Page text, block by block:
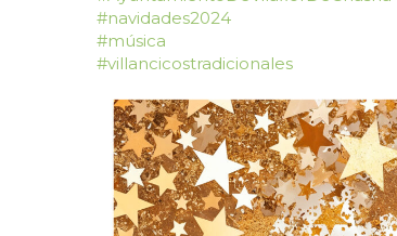
#navidades2024
#música
#villancicostradicionales